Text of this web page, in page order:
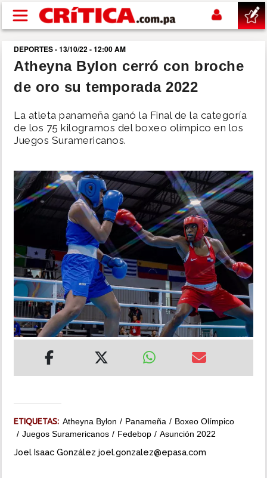
Pasar al contenido principal
buscar
SUCESOS
NACIONAL
SHOW
MUNDO
INSÓLITAS
MULTIMEDIA
IMPRESO
DEPORTES - 13/10/22 - 12:00 AM
Atheyna Bylon cerró con broche
de oro su temporada 2022
La atleta panameña ganó la Final de la categoría
de los 75 kilogramos del boxeo olímpico en los
Juegos Suramericanos.
ETIQUETAS: Atheyna Bylon Panameña
Boxeo Olímpico
Juegos Suramericanos
Fedebop Asunción 2022
Joel Isaac González joel.gonzalez@epasa.com